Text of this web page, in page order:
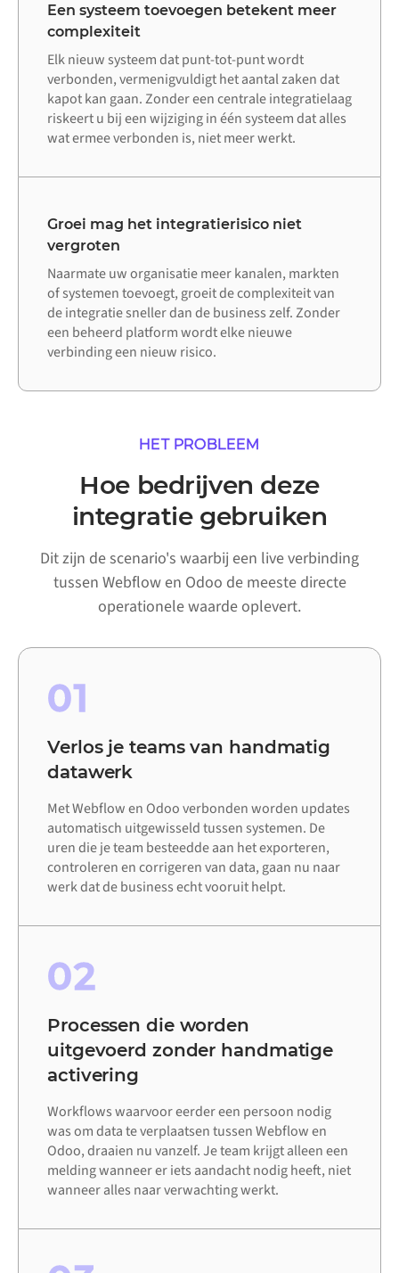
Een systeem toevoegen betekent meer
complexiteit
Elk nieuw systeem dat punt-tot-punt wordt
verbonden, vermenigvuldigt het aantal zaken dat
kapot kan gaan. Zonder een centrale integratielaag
riskeert u bij een wijziging in één systeem dat alles
wat ermee verbonden is, niet meer werkt.
Groei mag het integratierisico niet
vergroten
Naarmate uw organisatie meer kanalen, markten
of systemen toevoegt, groeit de complexiteit van
de integratie sneller dan de business zelf. Zonder
een beheerd platform wordt elke nieuwe
verbinding een nieuw risico.
HET PROBLEEM
Hoe bedrijven deze
integratie gebruiken
Dit zijn de scenario's waarbij een live verbinding
tussen Webflow en Odoo de meeste directe
operationele waarde oplevert.
01
Verlos je teams van handmatig
datawerk
Met Webflow en Odoo verbonden worden updates
automatisch uitgewisseld tussen systemen. De
uren die je team besteedde aan het exporteren,
controleren en corrigeren van data, gaan nu naar
werk dat de business echt vooruit helpt.
02
Processen die worden
uitgevoerd zonder handmatige
activering
Workflows waarvoor eerder een persoon nodig
was om data te verplaatsen tussen Webflow en
Odoo, draaien nu vanzelf. Je team krijgt alleen een
melding wanneer er iets aandacht nodig heeft, niet
wanneer alles naar verwachting werkt.